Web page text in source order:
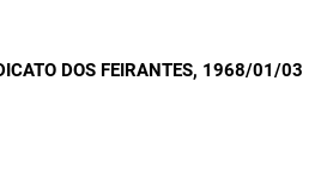
DOS FEIRANTES, 1968/01/03